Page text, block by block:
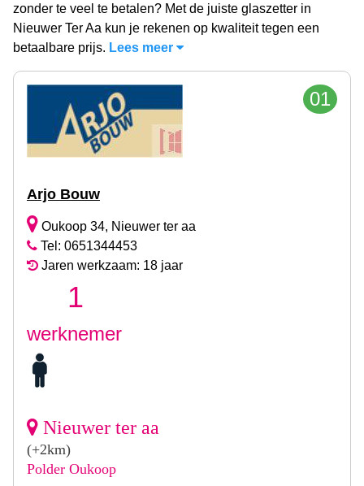
zonder te veel te betalen? Met de juiste glaszetter in
Nieuwer Ter Aa kun je rekenen op kwaliteit tegen een
betaalbare prijs. Lees meer
01
Arjo Bouw
Oukoop 34, Nieuwer ter aa
Tel: 0651344453
Jaren werkzaam: 18 jaar
1
werknemer
Nieuwer ter aa
(+2km)
Polder Oukoop